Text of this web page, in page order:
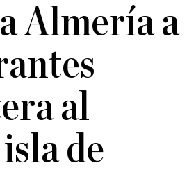
Almería a
al
de